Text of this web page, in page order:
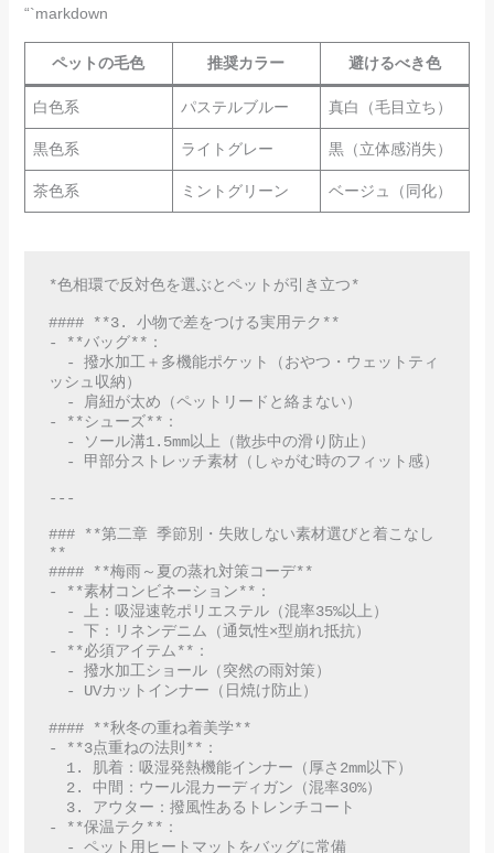
“`markdown
ペットの毛色 推奨カラー 避けるべき色
白色系 パステルブルー 真白（毛目立ち）
黒色系 ライトグレー 黒（立体感消失）
茶色系 ミントグリーン ベージュ（同化）
*色相環で反対色を選ぶとペットが引き立つ*
#### **3. 小物で差をつける実用テク**
- **バッグ**：
ッシュ収納）
- **シューズ**：
---
### **第二章 季節別・失敗しない素材選びと着こなし
**
#### **梅雨～夏の蒸れ対策コーデ**
- **素材コンビネーション**：
- **必須アイテム**：
#### **秋冬の重ね着美学**
- **3点重ねの法則**：
- **保温テク**：